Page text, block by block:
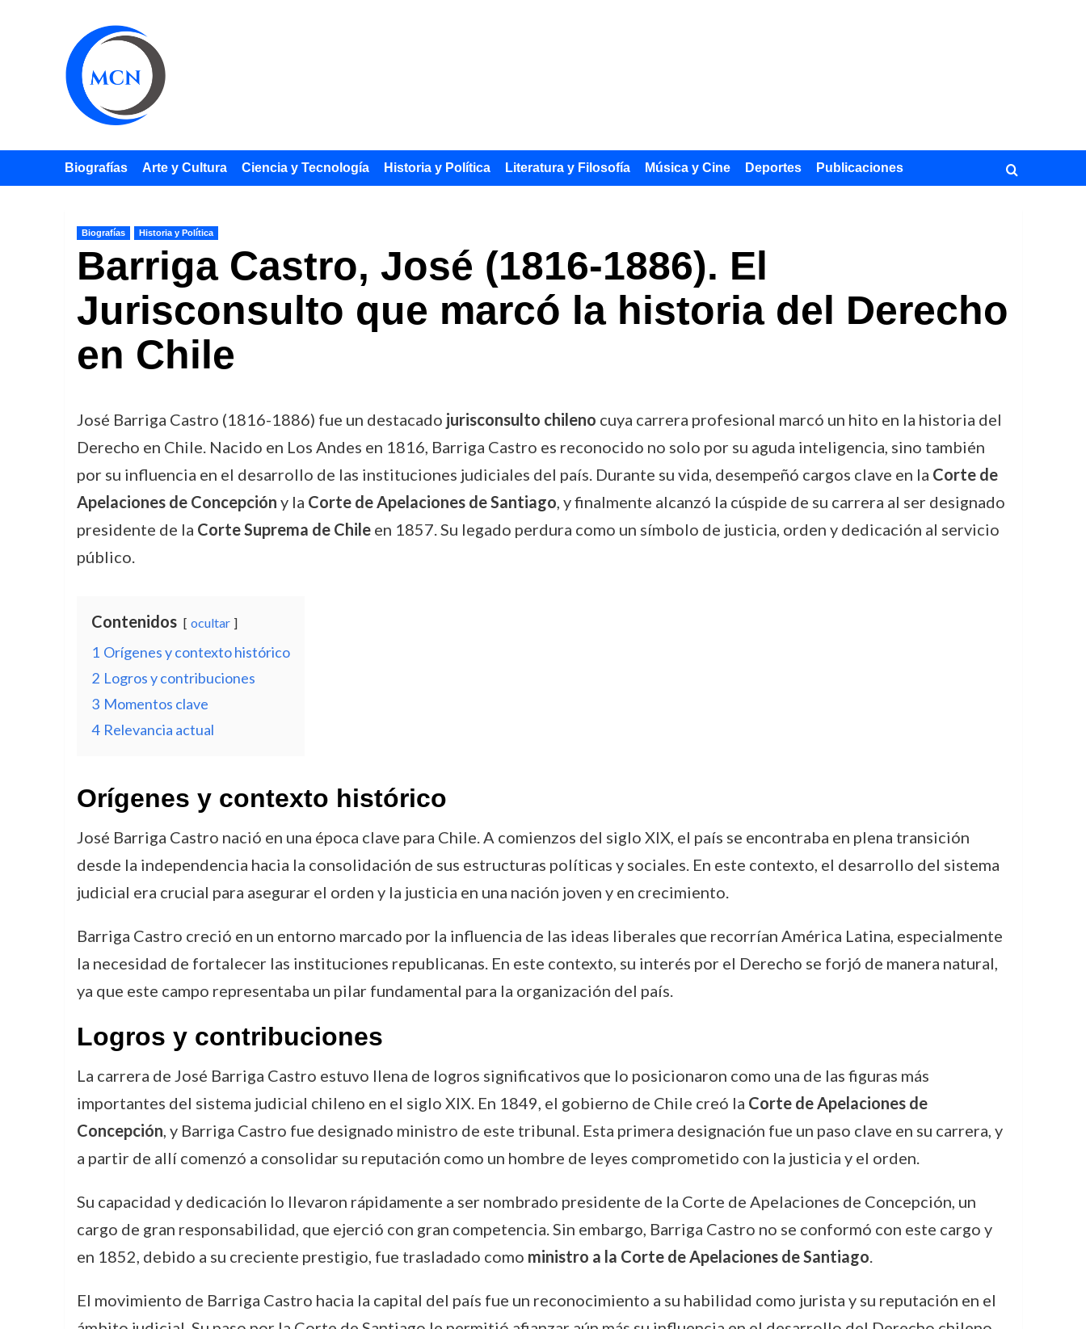
Biografías Arte y Cultura Ciencia y Tecnología Historia y Política Literatura y Filosofía Música y Cine Deportes Publicaciones
Biografías Historia y Política
Barriga Castro, José (1816-1886). El
Jurisconsulto que marcó la historia del Derecho
en Chile
José Barriga Castro (1816-1886) fue un destacado jurisconsulto chileno cuya carrera profesional marcó un hito en la historia del
Derecho en Chile. Nacido en Los Andes en 1816, Barriga Castro es reconocido no solo por su aguda inteligencia, sino también
por su influencia en el desarrollo de las instituciones judiciales del país. Durante su vida, desempeñó cargos clave en la Corte de
Apelaciones de Concepción y la Corte de Apelaciones de Santiago, y finalmente alcanzó la cúspide de su carrera al ser designado
presidente de la Corte Suprema de Chileen 1857. Su legado perdura como un símbolo de justicia, orden y dedicación al servicio
público.
Contenidos ocultar
1 Orígenes y contexto histórico
2 Logros y contribuciones
3 Momentos clave
4 Relevancia actual
Orígenes y contexto histórico
José Barriga Castro nació en una época clave para Chile. A comienzos del siglo XIX, el país se encontraba en plena transición
desde la independencia hacia la consolidación de sus estructuras políticas y sociales. En este contexto, el desarrollo del sistema
judicial era crucial para asegurar el orden y la justicia en una nación joven y en crecimiento.
Barriga Castro creció en un entorno marcado por la influencia de las ideas liberales que recorrían América Latina, especialmente
la necesidad de fortalecer las instituciones republicanas. En este contexto, su interés por el Derecho se forjó de manera natural,
ya que este campo representaba un pilar fundamental para la organización del país.
Logros y contribuciones
La carrera de José Barriga Castro estuvo llena de logros significativos que lo posicionaron como una de las figuras más
importantes del sistema judicial chileno en el siglo XIX. En 1849, el gobierno de Chile creó la Corte de Apelaciones de
Concepción, y Barriga Castro fue designado ministro de este tribunal. Esta primera designación fue un paso clave en su carrera, y
a partir de allí comenzó a consolidar su reputación como un hombre de leyes comprometido con la justicia y el orden.
Su capacidad y dedicación lo llevaron rápidamente a ser nombrado presidente de la Corte de Apelaciones de Concepción, un
cargo de gran responsabilidad, que ejerció con gran competencia. Sin embargo, Barriga Castro no se conformó con este cargo y
en 1852, debido a su creciente prestigio, fue trasladado como ministro a la Corte de Apelaciones de Santiago.
El movimiento de Barriga Castro hacia la capital del país fue un reconocimiento a su habilidad como jurista y su reputación en el